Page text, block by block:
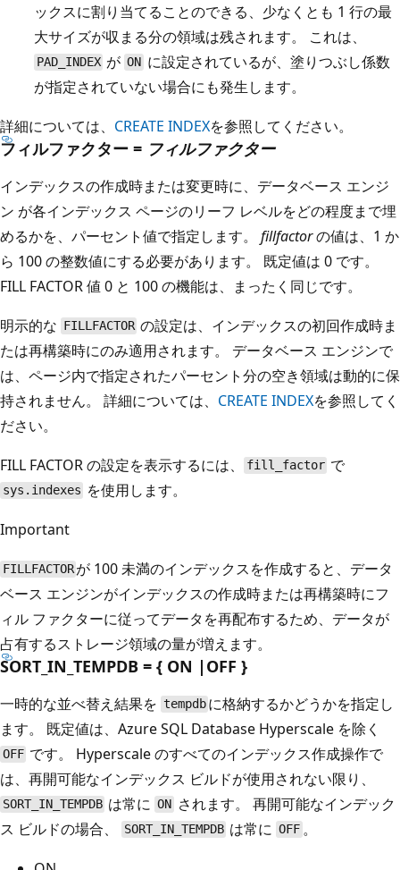
ックスに割り当てることのできる、少なくとも 1 行の最
大サイズが収まる分の領域は残されます。 これは、
PAD_INDEX がONに設定されているが、塗りつぶし係数
が指定されていない場合にも発生します。
詳細については、 CREATE INDEXを参照してください。
フィルファクター = フィルファクター
インデックスの作成時または変更時に、データベース エンジ
ン が各インデックス ページのリーフ レベルをどの程度まで埋
めるかを、パーセント値で指定します。 fillfactorの値は、1 か
ら 100 の整数値にする必要があります。 既定値は 0 です。
FILL FACTOR 値 0 と 100 の機能は、まったく同じです。
明示的な FILLFACTOR の設定は、インデックスの初回作成時ま
たは再構築時にのみ適用されます。 データベース エンジンで
は、ページ内で指定されたパーセント分の空き領域は動的に保
持されません。 詳細については、 CREATE INDEXを参照してく
ださい。
FILL FACTOR の設定を表示するには、
fill_factor で
sys.indexes を使用します。
Important
FILLFACTOR が 100 未満のインデックスを作成すると、データ
ベース エンジンがインデックスの作成時または再構築時にフ
ィル ファクターに従ってデータを再配布するため、データが
占有するストレージ領域の量が増えます。
SORT_IN_TEMPDB = { ON |OFF }
一時的な並べ替え結果を tempdb に格納するかどうかを指定し
ます。 既定値は、Azure SQL Database Hyperscale を除く
OFF です。 Hyperscale のすべてのインデックス作成操作で
は、再開可能なインデックス ビルドが使用されない限り、
SORT_IN_TEMPDB は常にONされます。 再開可能なインデック
ス ビルドの場合、
SORT_IN_TEMPDB は常にOFF。